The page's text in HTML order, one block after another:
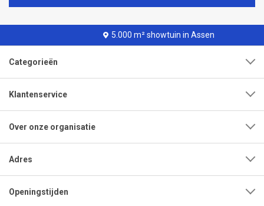
5.000 m² showtuin in Assen
Categorieën
Klantenservice
Over onze organisatie
Adres
Openingstijden